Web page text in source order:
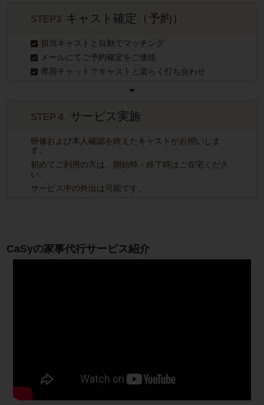
STEP3 キャスト確定（予約）
担当キャストと自動でマッチング
メールにてご予約確定をご連絡
専用チャットでキャストと楽らく打ち合わせ
STEP４ サービス実施
研修および本人確認を終えたキャストがお伺いしま
す。
初めてご利用の方は、開始時・終了時はご在宅くださ
い。
サービス中の外出は可能です。
CaSyの家事代行サービス紹介